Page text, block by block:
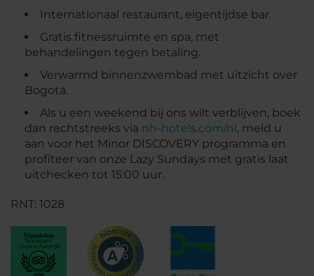
Internationaal restaurant, eigentijdse bar.
Gratis fitnessruimte en spa, met
behandelingen tegen betaling.
Verwarmd binnenzwembad met uitzicht over
Bogotá.
Als u een weekend bij ons wilt verblijven, boek
dan rechtstreeks via nh-hotels.com/nl , meld u
aan voor het Minor DISCOVERY programma en
profiteer van onze Lazy Sundays met gratis laat
uitchecken tot 15:00 uur.
RNT: 1028